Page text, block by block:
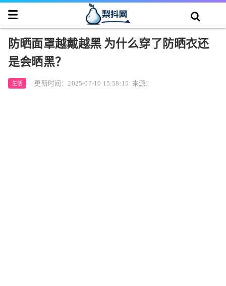
防晒面罩越戴越黑 为什么穿了防晒衣还
是会晒黑？
生活 更新时间：2025-07-10 15:58:15 来源：